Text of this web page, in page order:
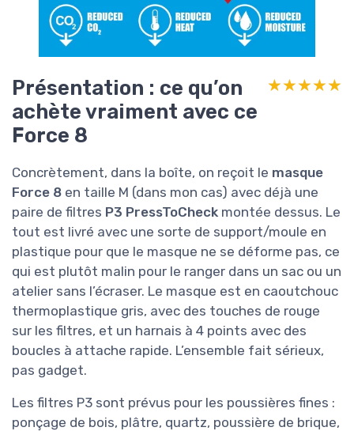
Présentation : ce qu’on
achète vraiment avec ce
Force 8
★★★★★
★★★★★
Concrètement, dans la boîte, on reçoit le masque
Force 8 en taille M (dans mon cas) avec déjà une
paire de filtres P3 PressToCheck montée dessus. Le
tout est livré avec une sorte de support/moule en
plastique pour que le masque ne se déforme pas, ce
qui est plutôt malin pour le ranger dans un sac ou un
atelier sans l’écraser. Le masque est en caoutchouc
thermoplastique gris, avec des touches de rouge
sur les filtres, et un harnais à 4 points avec des
boucles à attache rapide. L’ensemble fait sérieux,
pas gadget.
Les filtres P3 sont prévus pour les poussières fines :
ponçage de bois, plâtre, quartz, poussière de brique,